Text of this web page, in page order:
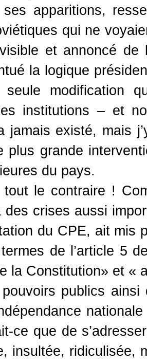
ses apparitions,
qui ne
et annoncé
la logique
seule modification
institutions – et
jamais existé, mais
plus grande
du pays.
tout le contraire !
des crises aussi
du CPE, ait mis
de l’article 5
la Constitution» et «
publics
ce que de
insultée, ridiculisée,